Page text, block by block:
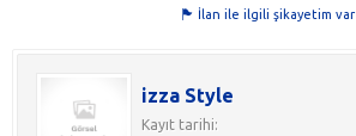
İlan ile ilgili şikayetim var
izza Style
Kayıt tarihi: